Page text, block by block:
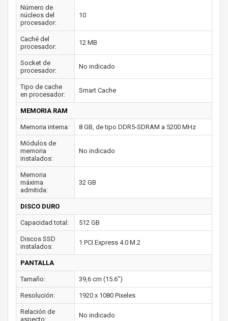
Número de
núcleos del
procesador:
10
Caché del
procesador:
12 MB
Socket de
procesador:
No indicado
Tipo de cache
en procesador:
Smart Cache
MEMORIA RAM
Memoria interna: 8 GB, de tipo DDR5-SDRAM a 5200 MHz
Módulos de
memoria
instalados:
No indicado
Memoria
máxima
admitida:
32 GB
DISCO DURO
Capacidad total: 512 GB
Discos SSD
instalados:
1 PCI Express 4.0 M.2
PANTALLA
Tamaño: 39,6 cm (15.6")
Resolución: 1920 x 1080 Pixeles
Relación de
aspecto:
No indicado